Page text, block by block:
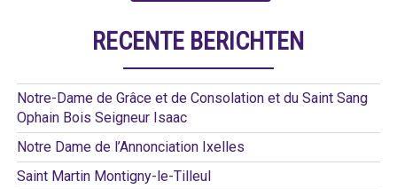
RECENTE BERICHTEN
Notre-Dame de Grâce et de Consolation et du Saint Sang
Ophain Bois Seigneur Isaac
Notre Dame de l’Annonciation Ixelles
Saint Martin Montigny-le-Tilleul